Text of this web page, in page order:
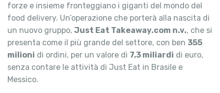
forze e insieme fronteggiano i giganti del mondo del
food delivery. Un’operazione che porterà alla nascita di
un nuovo gruppo, Just Eat Takeaway.com n.v., che si
presenta come il più grande del settore, con ben 355
milioni di ordini, per un valore di 7,3 miliardi di euro,
senza contare le attività di Just Eat in Brasile e
Messico.